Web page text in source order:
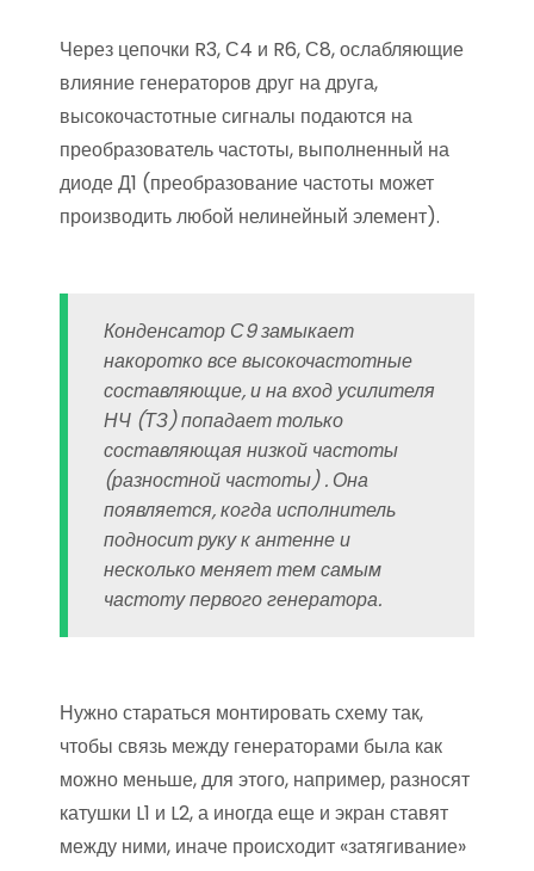
Через цепочки R3, С4 и R6, С8, ослабляющие
влияние генераторов друг на друга,
высокочастотные сигналы подаются на
преобразователь частоты, выполненный на
диоде Д1 (преобразование частоты может
производить любой нелинейный элемент).
Конденсатор С9 замыкает
накоротко все высокочастотные
составляющие, и на вход усилителя
НЧ (ТЗ) попадает только
составляющая низкой частоты
(разностной частоты) . Она
появляется, когда исполнитель
подносит руку к антенне и
несколько меняет тем самым
частоту первого генератора.
Нужно стараться монтировать схему так,
чтобы связь между генераторами была как
можно меньше, для этого, например, разносят
катушки L1 и L2, а иногда еще и экран ставят
между ними, иначе происходит «затягивание»